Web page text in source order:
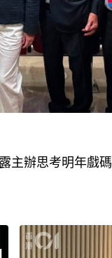
主辦思考明年戲碼